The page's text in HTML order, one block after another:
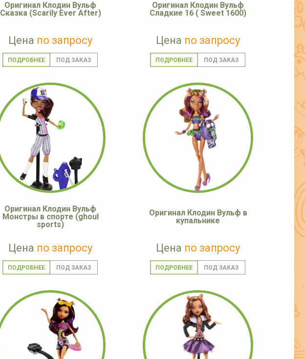
Оригинал Клодин Вульф
Сказка (Scarily Ever After)
Цена по запросу
ПОДРОБНЕЕ
Оригинал Клодин Вульф
Сладкие 16 ( Sweet 1600)
Цена по запросу
ПОДРОБНЕЕ
Оригинал Клодин Вульф
Монстры в спорте (ghoul
sports)
Цена по запросу
ПОДРОБНЕЕ
Оригинал Клодин Вульф в
купальнике
Цена по запросу
ПОДРОБНЕЕ